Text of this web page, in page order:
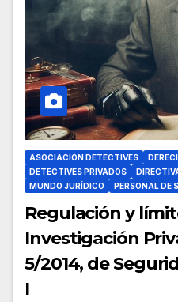
ASOCIACIÓN DETECTIVES
DETECTIVES PRIVADOS
MUNDO JURÍDICO
PERSONAL DE
Regulación y
Investigación
5/2014, de
I